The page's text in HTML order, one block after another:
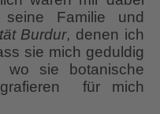
seine Familie und
Burdur, denen ich
sie mich geduldig
wo sie botanische
für mich